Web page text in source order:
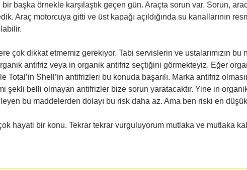
başka örnekle karşılaştık geçen gün. Araçta sorun var. Sorun,
Araç motorcuya gitti ve üst kapağı açıldığında su kanallarının
çok dikkat etmemiz gerekiyor. Tabi servislerin ve ustalarımızın
antifriz veya in organik antifriz seçtiğini görmekteyiz. Eğer
Shell’in antifrizleri bu konuda başarılı. Marka antifriz
şekli belli olmayan antifrizler bize sorun yaratacaktır. Yine in
bu maddelerden dolayı bu risk daha az. Ama ben riski en
hayati bir konu. Tekrar tekrar vurguluyorum mutlaka ve mutlaka